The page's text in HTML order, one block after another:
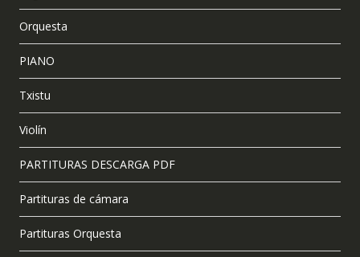
Orquesta
PIANO
Txistu
Violín
PARTITURAS DESCARGA PDF
Partituras de cámara
Partituras Orquesta